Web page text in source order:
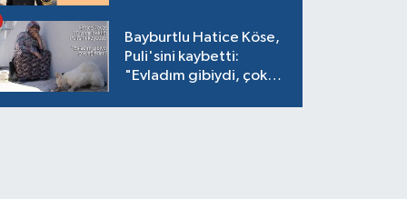
Bayburtlu Hatice Köse,
Puli'sini kaybetti:
"Evladım gibiydi, çok